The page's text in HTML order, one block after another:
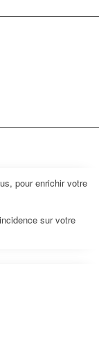
pour enrichir votre
sur votre